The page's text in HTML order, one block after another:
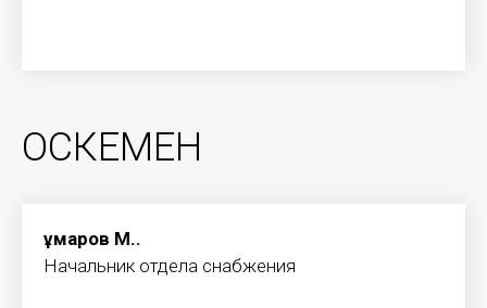
ОСКЕМЕН
Құмаров М.Қ.
Начальник отдела снабжения